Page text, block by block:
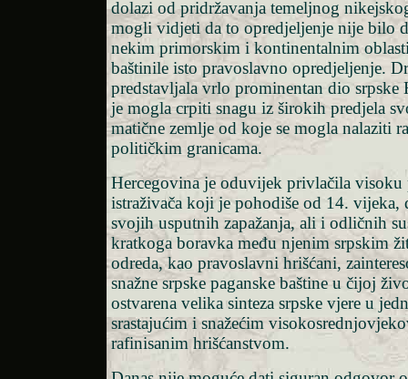
dolazi od pridržavanja temeljnog
mogli vidjeti da to opredjeljenje nije bilo
nekim primorskim i kontinentalnim
baštinile isto pravoslavno opredjeljenje.
predstavljala vrlo prominentan dio srpske
je mogla crpiti snagu iz širokih predjela
matične zemlje od koje se mogla nalaziti
političkim granicama.
Hercegovina je oduvijek privlačila
istraživača koji je pohodiše od 14. vijeka,
svojih usputnih zapažanja, ali i odličnih
kratkoga boravka među njenim srpskim
odreda, kao pravoslavni hrišćani,
snažne srpske paganske baštine u čijoj
ostvarena velika sinteza srpske vjere u
srastajućim i snažećim
rafinisanim hrišćanstvom.